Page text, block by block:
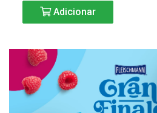
Adicionar